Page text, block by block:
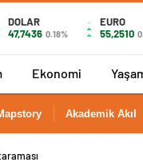
DOLAR
47,7436 0.18%
EURO
55,2510
Ekonomi
Akademik Akıl